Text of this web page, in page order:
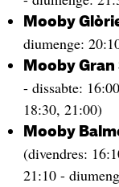
Mooby
diumenge:
Mooby Gran
- dissabte:
18:30, 21:00)
Mooby
(divendres:
21:10 -